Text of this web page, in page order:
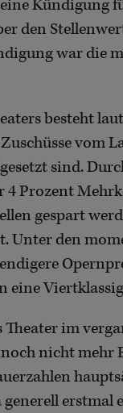
Kündigung
den
war die
besteht
vom
sind.
4 Prozent
gespart
Unter den
eine
im
nicht mehr
erstmal